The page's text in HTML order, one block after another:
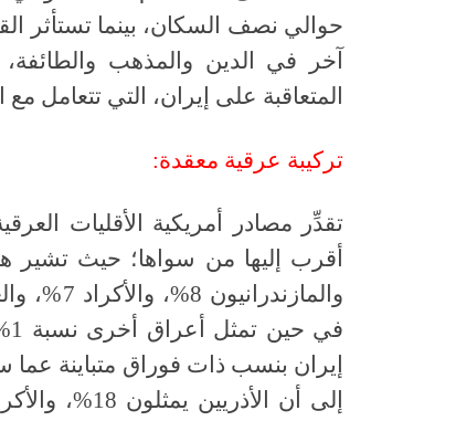
حوالي نصف السكان، بينما تستأثر
آخر في الدين والمذهب
المتعاقبة على إيران، التي تتعامل
تركيبة عرقية معقدة:
تقدِّر مصادر أمريكية الأقليات
في حين تمثل أعراق أخرى نسبة 1%
إيران بنسب ذات فوراق متباينة